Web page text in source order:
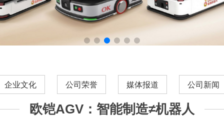
企业文化 公司荣誉 媒体报道 公司新闻
欧铠AGV：智能制造≠机器人